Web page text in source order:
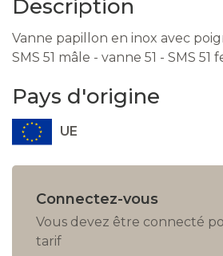
Description
Vanne papillon en inox avec
SMS 51 mâle - vanne 51 - SMS 51
Pays d'origine
UE
Connectez-vous
Vous devez être connecté
tarif